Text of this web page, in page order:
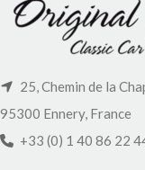
25, Chemin de la
95300 Ennery, France
+33 (0) 1 40 86 22